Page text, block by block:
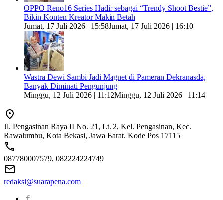
OPPO Reno16 Series Hadir sebagai “Trendy Shoot Bestie”,
Bikin Konten Kreator Makin Betah
Jumat, 17 Juli 2026 | 15:58Jumat, 17 Juli 2026 | 16:10
Wastra Dewi Sambi Jadi Magnet di Pameran Dekranasda,
Banyak Diminati Pengunjung
Minggu, 12 Juli 2026 | 11:12Minggu, 12 Juli 2026 | 11:14
Jl. Pengasinan Raya II No. 21, Lt. 2, Kel. Pengasinan, Kec.
Rawalumbu, Kota Bekasi, Jawa Barat. Kode Pos 17115
087780007579, 082224224749
redaksi@suarapena.com